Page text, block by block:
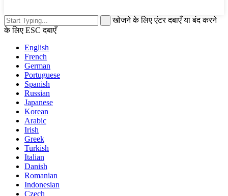
खोजने के लिए एंटर दबाएँ या बंद करने
के लिए ESC दबाएँ
English
French
German
Portuguese
Spanish
Russian
Japanese
Korean
Arabic
Irish
Greek
Turkish
Italian
Danish
Romanian
Indonesian
Czech